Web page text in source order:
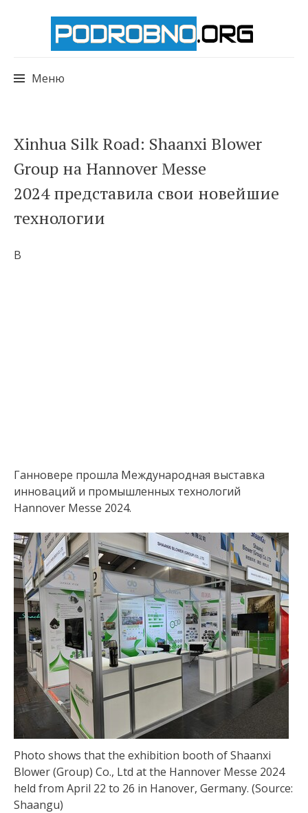
Меню
к
содержимому
Xinhua Silk Road: Shaanxi Blower
Group на Hannover Messe
2024 представила свои новейшие
технологии
В
Ганновере прошла Международная выставка
инноваций и промышленных технологий
Hannover Messe 2024.
Photo shows that the exhibition booth of Shaanxi
Blower (Group) Co., Ltd at the Hannover Messe 2024
held from April 22 to 26 in Hanover, Germany. (Source:
Shaangu)